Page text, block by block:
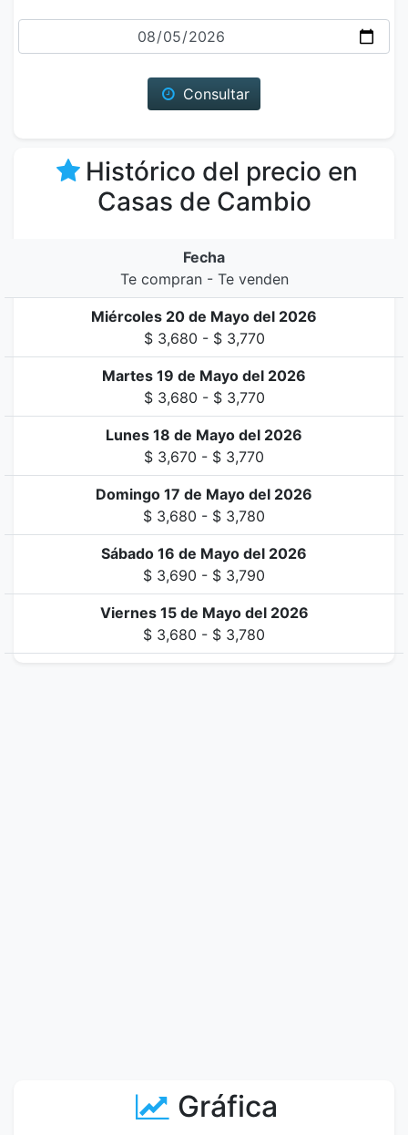
Fecha
Consultar
Histórico del precio en
Casas de Cambio
Fecha
Te compran - Te venden
Miércoles 20 de Mayo del 2026
$ 3,680 - $ 3,770
Martes 19 de Mayo del 2026
$ 3,680 - $ 3,770
Lunes 18 de Mayo del 2026
$ 3,670 - $ 3,770
Domingo 17 de Mayo del 2026
$ 3,680 - $ 3,780
Sábado 16 de Mayo del 2026
$ 3,690 - $ 3,790
Viernes 15 de Mayo del 2026
$ 3,680 - $ 3,780
Gráfica